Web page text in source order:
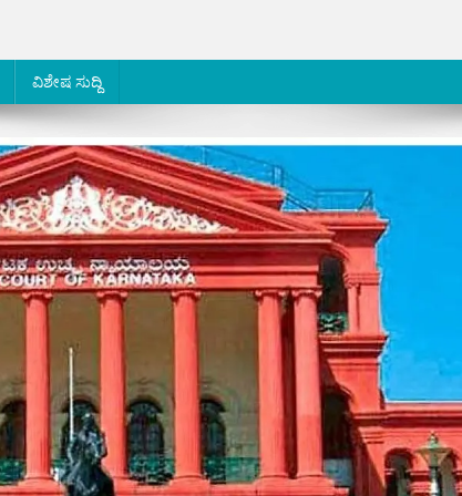
ವಿಶೇಷ ಸುದ್ದಿ